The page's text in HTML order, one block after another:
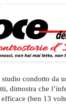
condotto da
dimostra che
(ben 13